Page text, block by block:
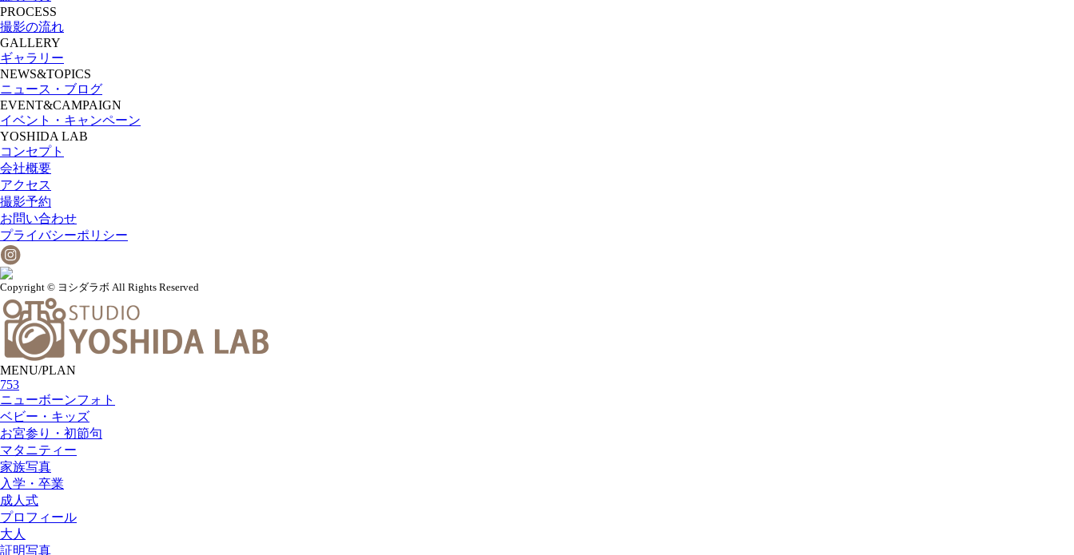
PROCESS
撮影の流れ
GALLERY
ギャラリー
NEWS&TOPICS
ニュース・ブログ
EVENT&CAMPAIGN
イベント・キャンペーン
YOSHIDA LAB
コンセプト
会社概要
アクセス
撮影予約
お問い合わせ
プライバシーポリシー
Copyright © ヨシダラボ All Rights Reserved
MENU/PLAN
753
ニューボーンフォト
ベビー・キッズ
お宮参り・初節句
マタニティー
家族写真
入学・卒業
成人式
プロフィール
大人
証明写真